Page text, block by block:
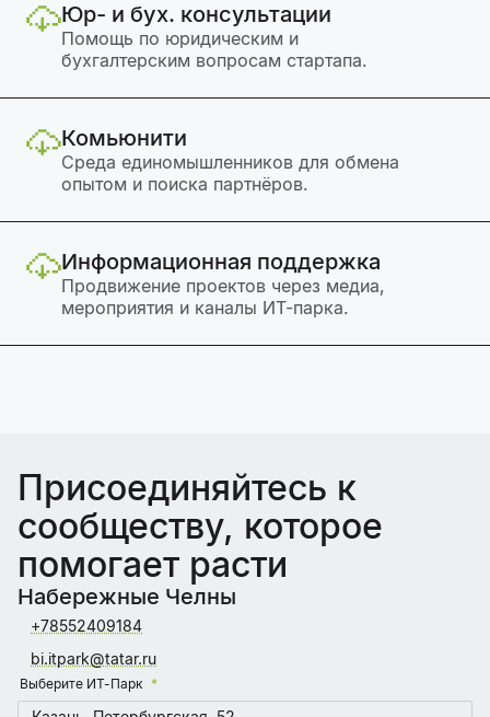
Юр- и бух. консультации
Помощь по юридическим и
бухгалтерским вопросам стартапа.
Комьюнити
Среда единомышленников для обмена
опытом и поиска партнёров.
Информационная поддержка
Продвижение проектов через медиа,
мероприятия и каналы ИТ-парка.
Присоединяйтесь к
сообществу, которое
помогает расти
Набережные Челны
+78552409184
bi.itpark@tatar.ru
Выберите ИТ-Парк